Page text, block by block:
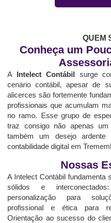
QUEM
Conheça um
A Intelect Contábil surge
cenário contábil, apesar de
alicerces são fortemente
profissionais que acumulam
no ramo. Esse grupo de
traz consigo não apenas um
também um desejo
contabilidade digital em
Nossas
A Intelect Contábil fundamenta
sólidos e
personalização para
profissional e ética para
Orientação ao sucesso do